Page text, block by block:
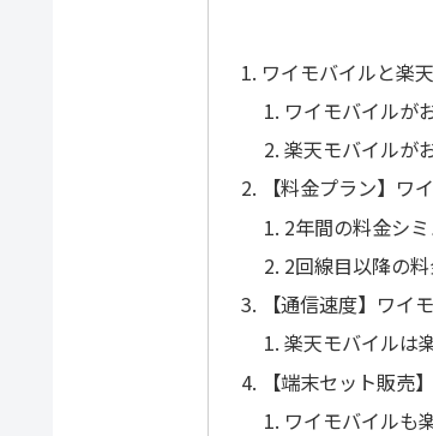
ワイモバイルと楽
ワイモバイルが
楽天モバイルが
【料金プラン】ワ
2年間の料金シ
2回線目以降の
【通信速度】ワイ
楽天モバイルは
【端末セット販売
ワイモバイルも